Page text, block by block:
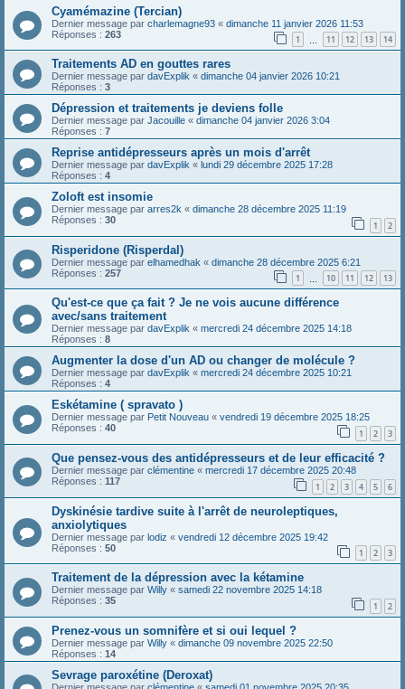
Cyamémazine (Tercian)
Dernier message par charlemagne93 « dimanche 11 janvier 2026 11:53
Réponses : 263 1 11 12 13 14
Traitements AD en gouttes rares
Dernier message par davExplik « dimanche 04 janvier 2026 10:21
Réponses : 3
Dépression et traitements je deviens folle
Dernier message par Jacouille « dimanche 04 janvier 2026 3:04
Réponses : 7
Reprise antidépresseurs après un mois d'arrêt
Dernier message par davExplik « lundi 29 décembre 2025 17:28
Réponses : 4
Zoloft est insomie
Dernier message par arres2k « dimanche 28 décembre 2025 11:19
Réponses : 30 1 2
Risperidone (Risperdal)
Dernier message par elhamedhak « dimanche 28 décembre 2025 6:21
Réponses : 257 1 10 11 12 13
Qu'est-ce que ça fait ? Je ne vois aucune différence
avec/sans traitement
Dernier message par davExplik « mercredi 24 décembre 2025 14:18
Réponses : 8
Augmenter la dose d'un AD ou changer de molécule ?
Dernier message par davExplik « mercredi 24 décembre 2025 10:21
Réponses : 4
Eskétamine ( spravato )
Dernier message par Petit Nouveau « vendredi 19 décembre 2025 18:25
Réponses : 40 1 2 3
Que pensez-vous des antidépresseurs et de leur efficacité ?
Dernier message par clémentine « mercredi 17 décembre 2025 20:48
Réponses : 117 1 2 3 4 5 6
Dyskinésie tardive suite à l'arrêt de neuroleptiques,
anxiolytiques
Dernier message par lodiz « vendredi 12 décembre 2025 19:42
Réponses : 50 1 2 3
Traitement de la dépression avec la kétamine
Dernier message par Willy « samedi 22 novembre 2025 14:18
Réponses : 35 1 2
Prenez-vous un somnifère et si oui lequel ?
Dernier message par Willy « dimanche 09 novembre 2025 22:50
Réponses : 14
Sevrage paroxétine (Deroxat)